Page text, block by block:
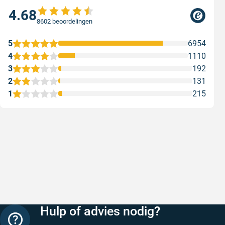
4.688602 beoordelingen
1 215
2 131
3 192
4 1110
5 6954
Hulp of advies nodig?